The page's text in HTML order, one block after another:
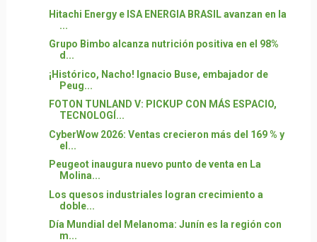
Hitachi Energy e ISA ENERGIA BRASIL avanzan en la
...
Grupo Bimbo alcanza nutrición positiva en el 98%
d...
¡Histórico, Nacho! Ignacio Buse, embajador de
Peug...
FOTON TUNLAND V: PICKUP CON MÁS ESPACIO,
TECNOLOGÍ...
CyberWow 2026: Ventas crecieron más del 169 % y
el...
Peugeot inaugura nuevo punto de venta en La
Molina...
Los quesos industriales logran crecimiento a
doble...
Día Mundial del Melanoma: Junín es la región con
m...